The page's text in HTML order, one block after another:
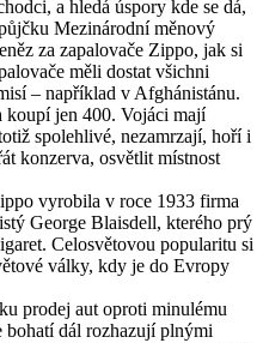
a hledá úspory kde se dá,
Mezinárodní měnový
za zapalovače Zippo, jak si
měli dostat všichni
– například v Afghánistánu.
koupí jen 400. Vojáci mají
spolehlivé, nezamrzají, hoří i
konzerva, osvětlit místnost
vyrobila v roce 1933 firma
George Blaisdell, kterého prý
Celosvětovou popularitu si
války, kdy je do Evropy
prodej aut oproti minulému
dál rozhazují plnými